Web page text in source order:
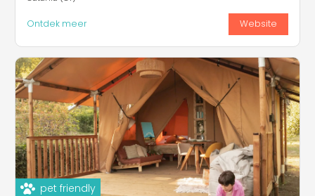
Ontdek meer Website
pet friendly